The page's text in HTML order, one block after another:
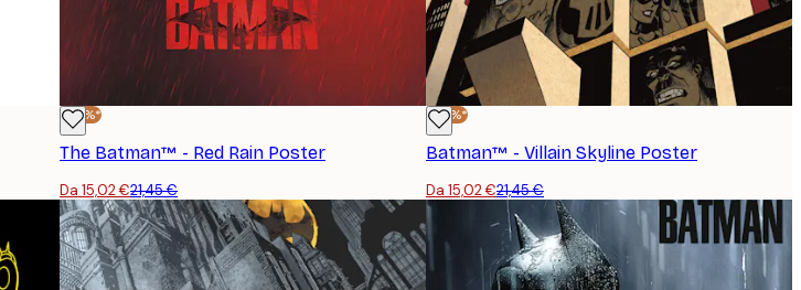
-30%*
The Batman™ - Red Rain Poster
Da 15,02 €21,45 €
-30%*
Batman™ - Villain Skyline Poster
Da 15,02 €21,45 €